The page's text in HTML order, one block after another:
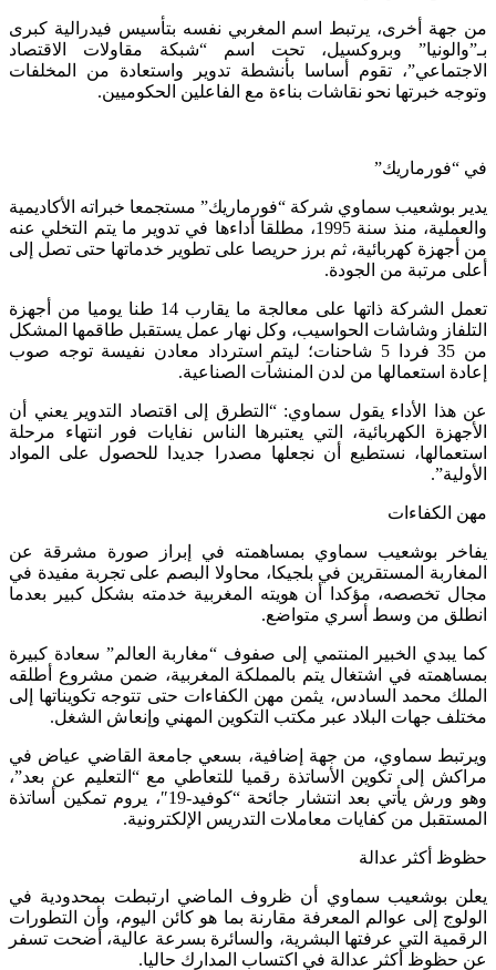
جهة أخرى، يرتبط اسم المغربي نفسه بتأسيس فيدرالية كبرى
وبروكسيل، تحت اسم “شبكة مقاولات الاقتصاد
تقوم أساسا بأنشطة تدوير واستعادة من المخلفات
خبرتها نحو نقاشات بناءة مع الفاعلين الحكوميين.
بوشعيب سماوي شركة “فورماريك” مستجمعا خبراته الأكاديمية
والعملية، منذ سنة 1995، مطلقا أداءها في تدوير ما يتم التخلي عنه
كهربائية، ثم برز حريصا على تطوير خدماتها حتى تصل إلى
مرتبة من الجودة.
تعمل الشركة ذاتها على معالجة ما يقارب 14 طنا يوميا من أجهزة
وشاشات الحواسيب، وكل نهار عمل يستقبل طاقمها المشكل
من 35 فردا 5 شاحنات؛ ليتم استرداد معادن نفيسة توجه صوب
استعمالها من لدن المنشآت الصناعية.
الأداء يقول سماوي: “التطرق إلى اقتصاد التدوير يعني أن
الكهربائية، التي يعتبرها الناس نفايات فور انتهاء مرحلة
نستطيع أن نجعلها مصدرا جديدا للحصول على المواد
الكفاءات
بوشعيب سماوي بمساهمته في إبراز صورة مشرقة عن
المستقرين في بلجيكا، محاولا البصم على تجربة مفيدة في
تخصصه، مؤكدا أن هويته المغربية خدمته بشكل كبير بعدما
من وسط أسري متواضع.
يبدي الخبير المنتمي إلى صفوف “مغاربة العالم” سعادة كبيرة
في اشتغال يتم بالمملكة المغربية، ضمن مشروع أطلقه
محمد السادس، يثمن مهن الكفاءات حتى تتوجه تكويناتها إلى
جهات البلاد عبر مكتب التكوين المهني وإنعاش الشغل.
سماوي، من جهة إضافية، بسعي جامعة القاضي عياض في
إلى تكوين الأساتذة رقميا للتعاطي مع “التعليم عن بعد”،
وهو ورش يأتي بعد انتشار جائحة “كوفيد-19″، يروم تمكين أساتذة
من كفايات معاملات التدريس الإلكترونية.
أكثر عدالة
بوشعيب سماوي أن ظروف الماضي ارتبطت بمحدودية في
إلى عوالم المعرفة مقارنة بما هو كائن اليوم، وأن التطورات
التي عرفتها البشرية، والسائرة بسرعة عالية، أضحت تسفر
حظوظ أكثر عدالة في اكتساب المدارك حاليا.